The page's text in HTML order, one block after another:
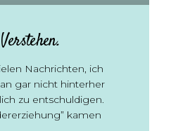
Nachrichten, ich
gar nicht hinterher
zu entschuldigen.
kamen